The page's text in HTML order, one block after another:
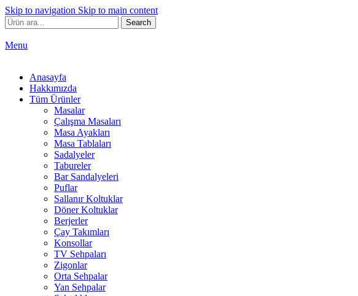
Skip to navigation Skip to main content
Search
Menu
Anasayfa
Hakkımızda
Tüm Ürünler
Masalar
Çalışma Masaları
Masa Ayakları
Masa Tablaları
Sadalyeler
Tabureler
Bar Sandalyeleri
Puflar
Sallanır Koltuklar
Döner Koltuklar
Berjerler
Çay Takımları
Konsollar
TV Sehpaları
Zigonlar
Orta Sehpalar
Yan Sehpalar